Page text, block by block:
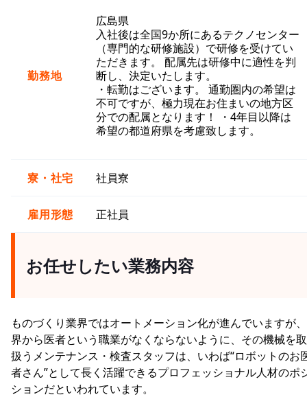
勤務地
広島県
入社後は全国9か所にあるテクノセンター
（専門的な研修施設）で研修を受けてい
ただきます。 配属先は研修中に適性を判
断し、決定いたします。
・転勤はございます。 通勤圏内の希望は
不可ですが、極力現在お住まいの地方区
分での配属となります！ ・4年目以降は
希望の都道府県を考慮致します。
寮・社宅 社員寮
雇用形態 正社員
お任せしたい業務内容
ものづくり業界ではオートメーション化が進んでいますが
界から医者という職業がなくならないように、その機械を
扱うメンテナンス・検査スタッフは、いわば“ロボットのお
者さん”として長く活躍できるプロフェッショナル人材のポ
ションだといわれています。